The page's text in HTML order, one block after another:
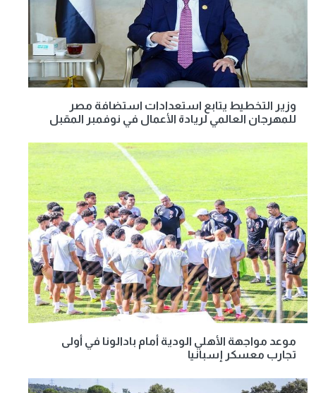
وزير التخطيط يتابع استعدادات استضافة مصر
للمهرجان العالمي لريادة الأعمال في نوفمبر المقبل
موعد مواجهة الأهلي الودية أمام بادالونا في أولى
تجارب معسكر إسبانيا